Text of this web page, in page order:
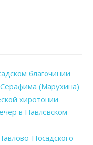
благочинии
(Марухина)
хиротонии
в Павловском
Посадского